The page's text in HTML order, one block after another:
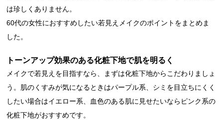
は珍しくありません。
60代の女性におすすめしたい若見えメイクのポイントをまとめま
した。
トーンアップ効果のある化粧下地で肌を明るく
メイクで若見えを目指すなら、まずは化粧下地からこだわりましょ
う。肌のくすみが気になるときはパープル系、シミを目立ちにくく
したい場合はイエロー系、血色のある肌に見せたいならピンク系の
化粧下地がおすすめです。